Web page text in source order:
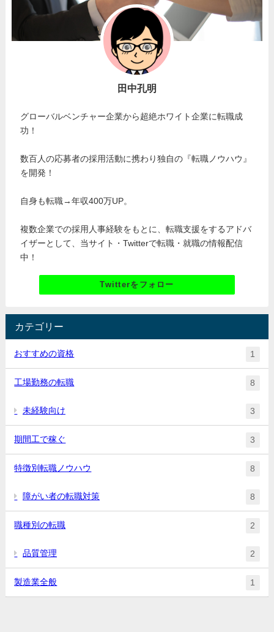
田中孔明
グローバルベンチャー企業から超絶ホワイト企業に転職成
功！
数百人の応募者の採用活動に携わり独自の『転職ノウハウ』
を開発！
自身も転職→年収400万UP。
複数企業での採用人事経験をもとに、転職支援をするアドバ
イザーとして、当サイト・Twitterで転職・就職の情報配信
中！
Twitterをフォロー
カテゴリー
おすすめの資格 1
工場勤務の転職 8
未経験向け 3
期間工で稼ぐ 3
特徴別転職ノウハウ 8
障がい者の転職対策 8
職種別の転職 2
品質管理 2
製造業全般 1